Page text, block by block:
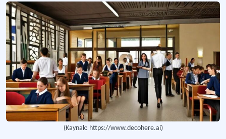
Mersin Turizm İşletmeciliği ve Otelcilik Yüksekokulu
Turizm ve ilgili alanlarında lisans derecesi veren eğitim kurumu.
Türkiye’de bir üniversiteye bağlı lisans düzeyinde turizm işletmeciliği
Birinci Akademik Turizm Eğitimi Arama Konferansı
Türkiye’de turizm alanında sürekliliği olan tek düşünce platformunun birinci
Turizm Eğitimi Kongresi (1984)
(Kaynak: https://www.decohere.ai)